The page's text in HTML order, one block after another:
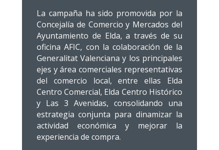
La campaña ha sido promovida por la
Concejalía de Comercio y Mercados del
Ayuntamiento de Elda, a través de su
oficina AFIC, con la colaboración de la
Generalitat Valenciana y los principales
ejes y área comerciales representativas
del comercio local, entre ellas Elda
Centro Comercial, Elda Centro Histórico
y Las 3 Avenidas, consolidando una
estrategia conjunta para dinamizar la
actividad económica y mejorar la
experiencia de compra.